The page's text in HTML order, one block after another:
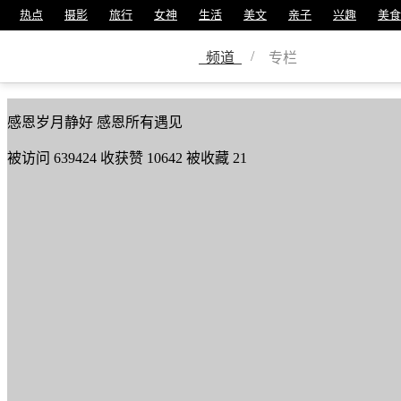
热点 摄影 旅行 女神 生活 美文 亲子 兴趣 美食
频道 / 专栏
美篇号9907613
感恩岁月静好 感恩所有遇见
被访问 639424 收获赞 10642 被收藏 21